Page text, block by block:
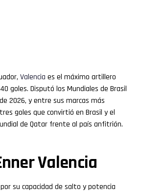
Valencia es el máximo artillero
goles. Disputó los Mundiales de Brasil
2026, y entre sus marcas más
goles que convirtió en Brasil y el
de Qatar frente al país anfitrión.
Valencia
su capacidad de salto y potencia